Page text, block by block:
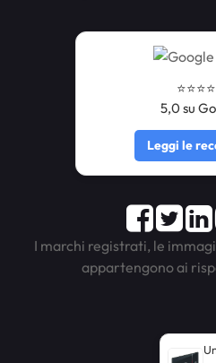
5,0 su
Leggi le
I marchi registrati, le
appartengono ai